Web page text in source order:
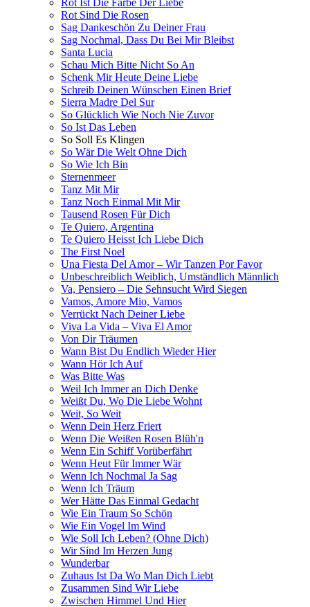
Rot Sind Die Rosen
Sag Dankeschön Zu Deiner Frau
Sag Nochmal, Dass Du Bei Mir Bleibst
Santa Lucia
Schau Mich Bitte Nicht So An
Schenk Mir Heute Deine Liebe
Schreib Deinen Wünschen Einen Brief
Sierra Madre Del Sur
So Glücklich Wie Noch Nie Zuvor
So Ist Das Leben
So Soll Es Klingen
So Wär Die Welt Ohne Dich
So Wie Ich Bin
Sternenmeer
Tanz Mit Mir
Tanz Noch Einmal Mit Mir
Tausend Rosen Für Dich
Te Quiero, Argentina
Te Quiero Heisst Ich Liebe Dich
The First Noel
Una Fiesta Del Amor – Wir Tanzen Por Favor
Unbeschreiblich Weiblich, Umständlich Männlich
Va, Pensiero – Die Sehnsucht Wird Siegen
Vamos, Amore Mio, Vamos
Verrückt Nach Deiner Liebe
Viva La Vida – Viva El Amor
Von Dir Träumen
Wann Bist Du Endlich Wieder Hier
Wann Hör Ich Auf
Was Bitte Was
Weil Ich Immer an Dich Denke
Weißt Du, Wo Die Liebe Wohnt
Weit, So Weit
Wenn Dein Herz Friert
Wenn Die Weißen Rosen Blüh'n
Wenn Ein Schiff Vorüberfährt
Wenn Heut Für Immer Wär
Wenn Ich Nochmal Ja Sag
Wenn Ich Träum
Wer Hätte Das Einmal Gedacht
Wie Ein Traum So Schön
Wie Ein Vogel Im Wind
Wie Soll Ich Leben? (Ohne Dich)
Wir Sind Im Herzen Jung
Wunderbar
Zuhaus Ist Da Wo Man Dich Liebt
Zusammen Sind Wir Liebe
Zwischen Himmel Und Hier